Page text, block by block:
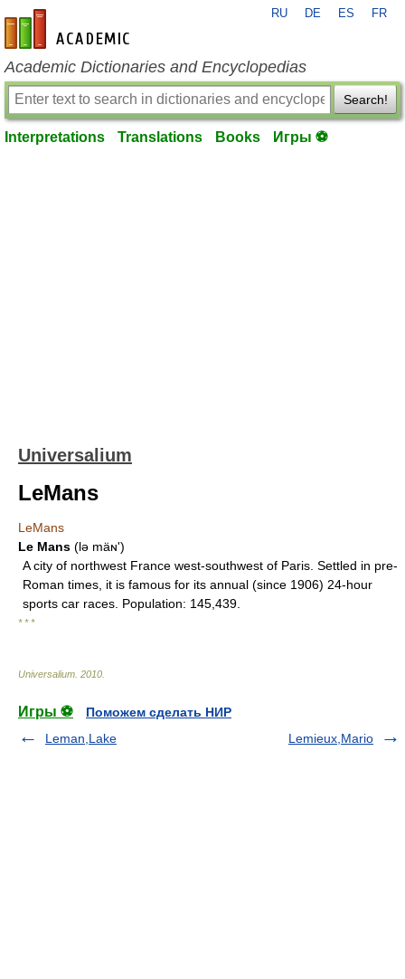
en-academic.com
RU DE ES FR
Academic Dictionaries and Encyclopedias
Search!
Interpretations Translations Books Игры ⚽
Universalium
LeMans
LeMans
Le Mans (lə mäɴʹ)
A city of northwest France west-southwest of Paris. Settled in pre-
Roman times, it is famous for its annual (since 1906) 24-hour
sports car races. Population: 145,439.
* * *
Universalium 2010
Игры ⚽
Поможем сделать НИР
Leman,Lake
Lemieux,Mario